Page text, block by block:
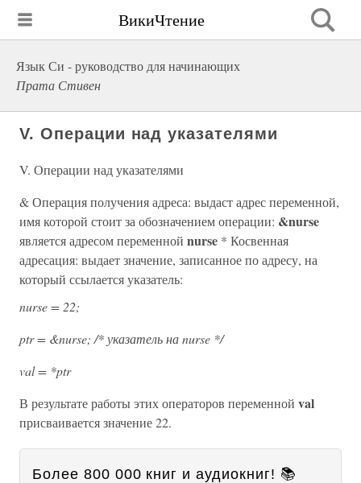
ВикиЧтение
Язык Си - руководство для начинающих
Прата Стивен
V. Операции над указателями
V. Операции над указателями
& Операция получения адреса: выдаст адрес переменной,
имя которой стоит за обозначением операции: &nurse
является адресом переменной nurse * Косвенная
адресация: выдает значение, записанное по адресу, на
который ссылается указатель:
nurse = 22;
ptr = &nurse; /* указатель на nurse */
val = *ptr
В результате работы этих операторов переменной val
присваивается значение 22.
Более 800 000 книг и аудиокниг! 📚